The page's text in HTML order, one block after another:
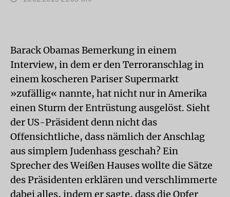
Barack Obamas Bemerkung in einem
Interview, in dem er den Terroranschlag in
einem koscheren Pariser Supermarkt
»zufällig« nannte, hat nicht nur in Amerika
einen Sturm der Entrüstung ausgelöst. Sieht
der US-Präsident denn nicht das
Offensichtliche, dass nämlich der Anschlag
aus simplem Judenhass geschah? Ein
Sprecher des Weißen Hauses wollte die Sätze
des Präsidenten erklären und verschlimmerte
dabei alles, indem er sagte, dass die Opfer